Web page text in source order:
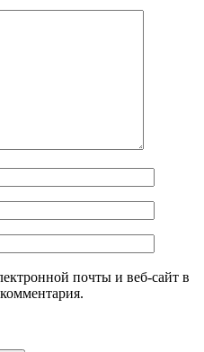
почты и веб-сайт в